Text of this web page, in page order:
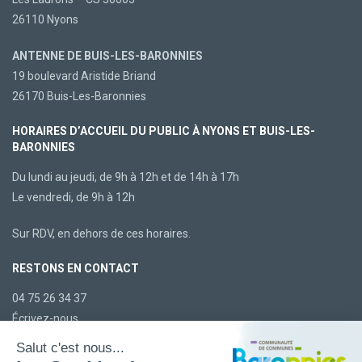
26110 Nyons
ANTENNE DE BUIS-LES-BARONNIES
19 boulevard Aristide Briand
26170 Buis-Les-Baronnies
HORAIRES D’ACCUEIL DU PUBLIC À NYONS ET BUIS-LES-
BARONNIES
Du lundi au jeudi, de 9h à 12h et de 14h à 17h
Le vendredi, de 9h à 12h
Sur RDV, en dehors de ces horaires.
RESTONS EN CONTACT
04 75 26 34 37
Écrivez-nous